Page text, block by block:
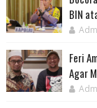
BIN
Feri
Agar